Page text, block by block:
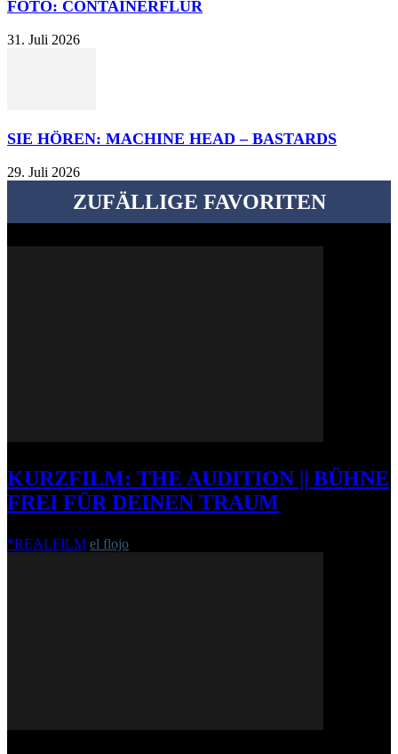
FOTO: CONTAINERFLUR
31. Juli 2026
SIE HÖREN: MACHINE HEAD – BASTARDS
29. Juli 2026
ZUFÄLLIGE FAVORITEN
KURZFILM: THE AUDITION || BÜHNE
FREI FÜR DEINEN TRAUM
*REALFILM el flojo